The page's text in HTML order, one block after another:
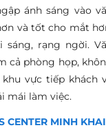
ánh sáng vào
và tốt cho mắt
rạng ngời.
cả phòng họp,
vực tiếp khách
mái làm việc.
CENTER MINH KHAI